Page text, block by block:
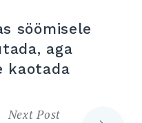
söömisele
aga
kaotada
Next Post